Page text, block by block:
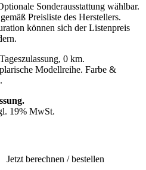
Sonderausstattung wählbar.
Preisliste des Herstellers.
können sich der Listenpreis
0 km.
Modellreihe. Farbe &
19% MwSt.
Jetzt berechnen / bestellen